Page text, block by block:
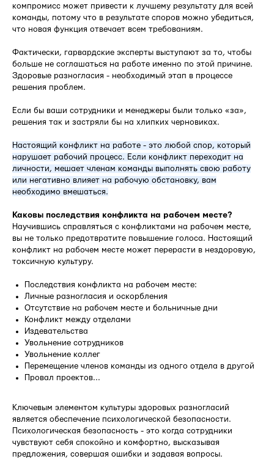
компромисс может привести к лучшему результату для всей
команды, потому что в результате споров можно убедиться,
что новая функция отвечает всем требованиям.
Фактически, гарвардские эксперты выступают за то, чтобы
больше не соглашаться на работе именно по этой причине.
Здоровые разногласия - необходимый этап в процессе
решения проблем.
Если бы ваши сотрудники и менеджеры были только «за»,
решения так и застряли бы на хлипких черновиках.
Настоящий конфликт на работе - это любой спор, который
нарушает рабочий процесс. Если конфликт переходит на
личности, мешает членам команды выполнять свою работу
или негативно влияет на рабочую обстановку, вам
необходимо вмешаться.
Каковы последствия конфликта на рабочем месте?
Научившись справляться с конфликтами на рабочем месте,
вы не только предотвратите повышение голоса. Настоящий
конфликт на рабочем месте может перерасти в нездоровую,
токсичную культуру.
Последствия конфликта на рабочем месте:
Личные разногласия и оскорбления
Отсутствие на рабочем месте и больничные дни
Конфликт между отделами
Издевательства
Увольнение сотрудников
Увольнение коллег
Перемещение членов команды из одного отдела в другой
Провал проектов...
Ключевым элементом культуры здоровых разногласий
является обеспечение психологической безопасности.
Психологическая безопасность - это когда сотрудники
чувствуют себя спокойно и комфортно, высказывая
предложения, совершая ошибки и задавая вопросы.